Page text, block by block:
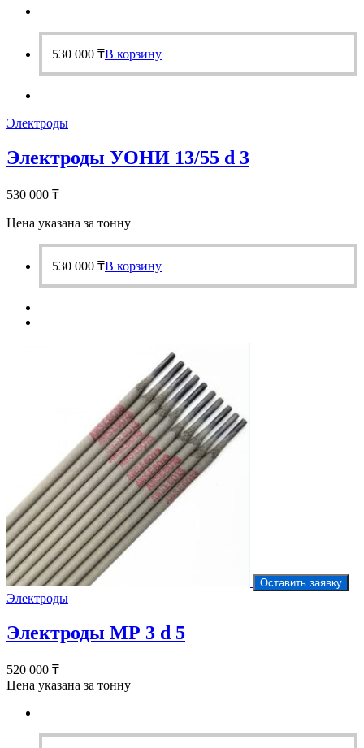
530 000 ₸В корзину
Электроды
Электроды УОНИ 13/55 d 3
530 000 ₸
Цена указана за тонну
530 000 ₸В корзину
Оставить заявку
Электроды
Электроды МР 3 d 5
520 000 ₸
Цена указана за тонну